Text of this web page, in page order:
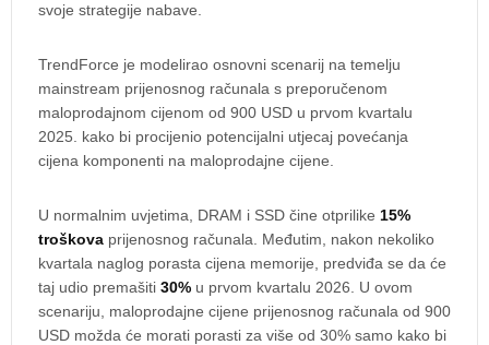
svoje strategije nabave.
TrendForce je modelirao osnovni scenarij na temelju
mainstream prijenosnog računala s preporučenom
maloprodajnom cijenom od 900 USD u prvom kvartalu
2025. kako bi procijenio potencijalni utjecaj povećanja
cijena komponenti na maloprodajne cijene.
U normalnim uvjetima, DRAM i SSD čine otprilike 15%
troškova prijenosnog računala. Međutim, nakon nekoliko
kvartala naglog porasta cijena memorije, predviđa se da će
taj udio premašiti 30% u prvom kvartalu 2026. U ovom
scenariju, maloprodajne cijene prijenosnog računala od 900
USD možda će morati porasti za više od 30% samo kako bi